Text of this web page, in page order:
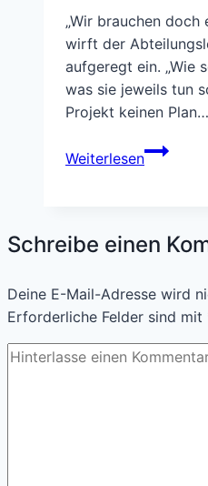
aus
der
Praxis
„Wir brauchen doch
wirft der
aufgeregt ein. „Wie
was sie jeweils tun
Projekt keinen Plan…
Weiterlesen
Planning
for
Schreibe einen
Deine E-Mail-Adresse wird
Erforderliche Felder sind mit